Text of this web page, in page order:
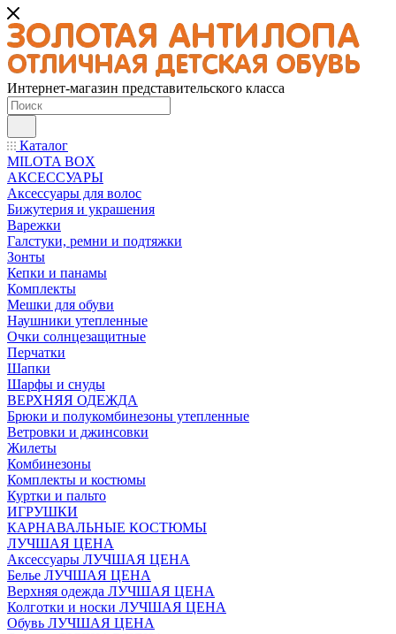
Интернет-магазин представительского класса
Каталог
MILOTA BOX
АКСЕССУАРЫ
Аксессуары для волос
Бижутерия и украшения
Варежки
Галстуки, ремни и подтяжки
Зонты
Кепки и панамы
Комплекты
Мешки для обуви
Наушники утепленные
Очки солнцезащитные
Перчатки
Шапки
Шарфы и снуды
ВЕРХНЯЯ ОДЕЖДА
Брюки и полукомбинезоны утепленные
Ветровки и джинсовки
Жилеты
Комбинезоны
Комплекты и костюмы
Куртки и пальто
ИГРУШКИ
КАРНАВАЛЬНЫЕ КОСТЮМЫ
ЛУЧШАЯ ЦЕНА
Аксессуары ЛУЧШАЯ ЦЕНА
Белье ЛУЧШАЯ ЦЕНА
Верхняя одежда ЛУЧШАЯ ЦЕНА
Колготки и носки ЛУЧШАЯ ЦЕНА
Обувь ЛУЧШАЯ ЦЕНА